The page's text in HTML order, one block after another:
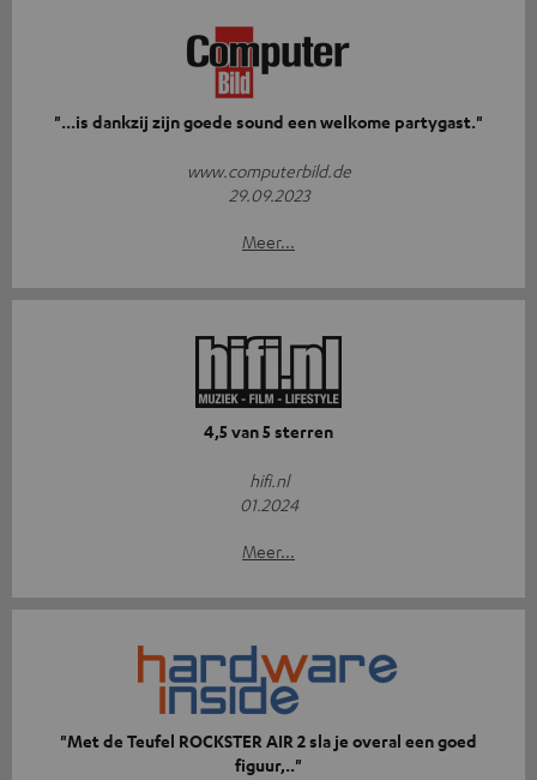
"...is dankzij zijn goede sound een welkome partygast."
www.computerbild.de
29.09.2023
Meer...
4,5 van 5 sterren
hifi.nl
01.2024
Meer...
"Met de Teufel ROCKSTER AIR 2 sla je overal een goed
figuur,.."